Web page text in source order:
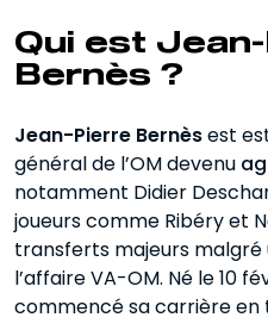
Qui est
Bernès ?
Jean-Pierre Bernèsest
général de l’OM devenu
notamment Didier
joueurs comme Ribéry et
transferts majeurs malgré
l’affaire VA-OM. Né le 10
commencé sa carrière en